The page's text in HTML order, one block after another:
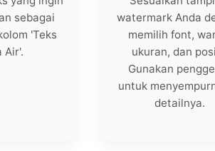
sebagai
'Teks
Air'.
watermark Anda
memilih font,
ukuran, dan
Gunakan
untuk
detailnya.